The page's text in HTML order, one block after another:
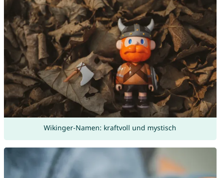
Wikinger-Namen: kraftvoll und mystisch